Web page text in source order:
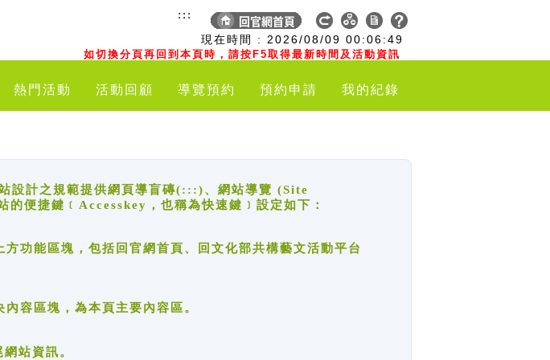
現在時間 : 2026/08/09 00:06:50
如切換分頁再回到本頁時，請按F5取得最新時間及活動資訊
:::
熱門活動 活動回顧 導覽預約 預約申請 我的紀錄
設計之規範提供網頁導盲磚(:::)、網站導覽 (Site
便捷鍵﹝Accesskey，也稱為快速鍵﹞設定如下：
能區塊，包括回官網首頁、回文化部共構藝文活動平台
區塊，為本頁主要內容區。
站資訊。